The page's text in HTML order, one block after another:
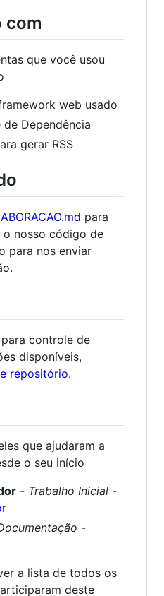
com
que você usou
web usado
de Dependência
gerar RSS
para
nosso código de
para nos enviar
para controle de
disponíveis,
repositório.
que ajudaram a
o seu início
- Trabalho Inicial -
-
a lista de todos os
deste